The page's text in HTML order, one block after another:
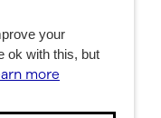
your
ok with this, but
more